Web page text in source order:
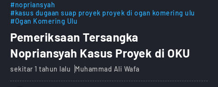
#nopriansyah
#kasus dugaan suap proyek proyek di ogan komering ulu
#Ogan Komering Ulu
Pemeriksaan Tersangka
Nopriansyah Kasus Proyek di OKU
sekitar 1 tahun lalu Muhammad Ali Wafa